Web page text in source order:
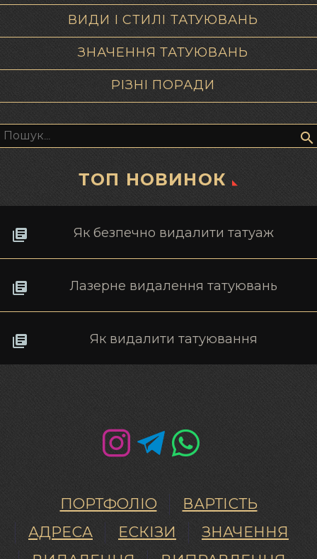
ВИДИ І СТИЛІ ТАТУЮВАНЬ
ЗНАЧЕННЯ ТАТУЮВАНЬ
РІЗНІ ПОРАДИ
ТОП НОВИНОК
Як безпечно видалити татуаж
Лазерне видалення татуювань
Як видалити татуювання
ПОРТФОЛІО
ВАРТІСТЬ
АДРЕСА
ЕСКІЗИ
ЗНАЧЕННЯ